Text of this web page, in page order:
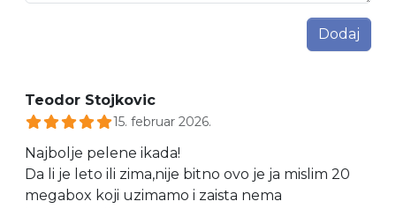
Dodaj
Teodor Stojkovic
15. februar 2026.
Najbolje pelene ikada!
Da li je leto ili zima,nije bitno ovo je ja mislim 20
megabox koji uzimamo i zaista nema